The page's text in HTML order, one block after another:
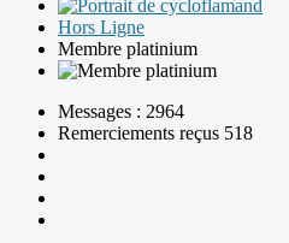
Hors Ligne
Membre platinium
Messages : 2964
Remerciements reçus 518